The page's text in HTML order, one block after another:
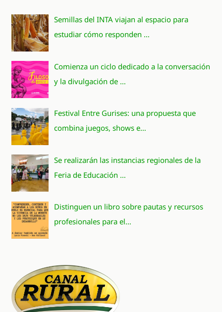
Semillas del INTA viajan al espacio para
estudiar cómo responden …
Comienza un ciclo dedicado a la conversación
y la divulgación de …
Festival Entre Gurises: una propuesta que
combina juegos, shows e…
Se realizarán las instancias regionales de la
Feria de Educación …
Distinguen un libro sobre pautas y recursos
profesionales para el…